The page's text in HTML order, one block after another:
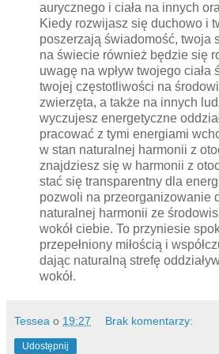
aurycznego i ciała na innych
Kiedy rozwijasz się duchowo i
poszerzają świadomość, twoja
na świecie również będzie się
uwagę na wpływ twojego ciała
twojej częstotliwości na
zwierzęta, a także na innych
wyczujesz energetyczne
pracować z tymi energiami
w stan naturalnej harmonii z
znajdziesz się w harmonii z
stać się transparentny dla
pozwoli na przeorganizowanie
naturalnej harmonii ze
wokół ciebie. To przyniesie
przepełniony miłością i
dając naturalną strefę
wokół.
Tessea o 19:27 Brak komentarzy:
Udostępnij